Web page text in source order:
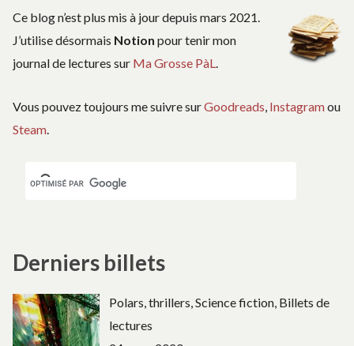
Ce blog n’est plus mis à jour depuis mars 2021.
J’utilise désormais Notion pour tenir mon
journal de lectures sur Ma Grosse PàL
Vous pouvez toujours me suivre surGoodreads, Instagramou
Steam.
Derniers billets
Polars, thrillers, Science fiction, Billets de
lectures